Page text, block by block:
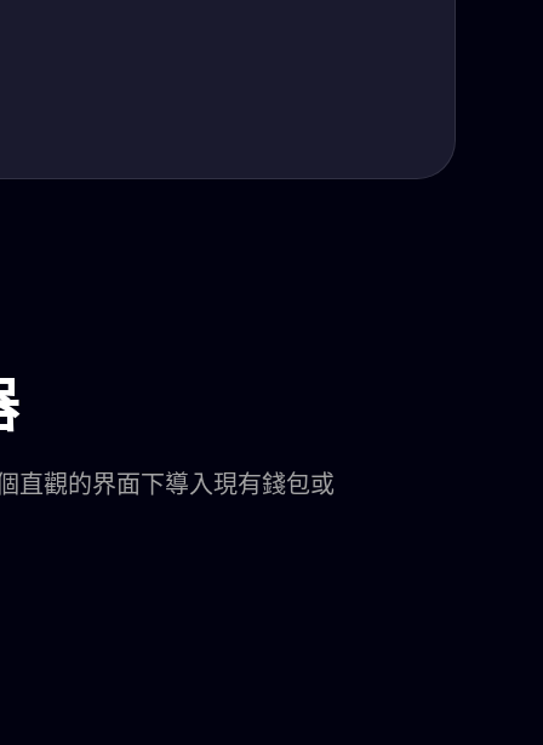
直觀的界面下導入現有錢包或